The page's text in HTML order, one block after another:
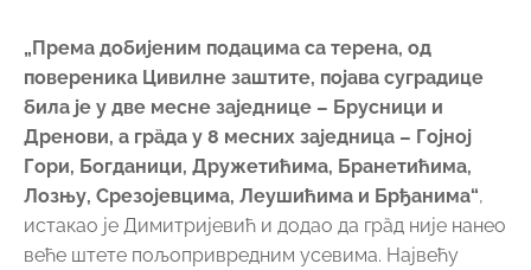
„Према добијеним подацима са терена, од
повереника Цивилне заштите, појава суградице
била је у две месне заједнице – Брусници и
Дренови, а грȁда у 8 месних заједница – Гојној
Гори, Богданици, Дружетићима, Бранетићима,
Лозњу, Срезојевцима, Леушићима и Брђанима“,
истакао је Димитријевић и додао да грȁд није нанео
веће штете пољопривредним усевима. Највећу